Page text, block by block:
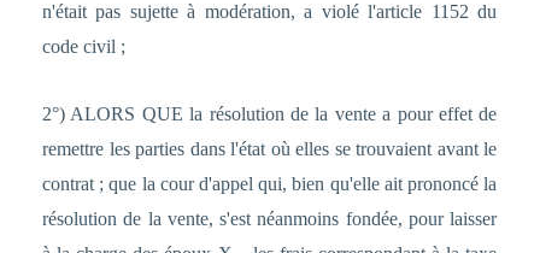
n'était pas sujette à modération, a violé l'article 1152 du
code civil ;
2°) ALORS QUE la résolution de la vente a pour effet de
remettre les parties dans l'état où elles se trouvaient avant le
contrat ; que la cour d'appel qui, bien qu'elle ait prononcé la
résolution de la vente, s'est néanmoins fondée, pour laisser